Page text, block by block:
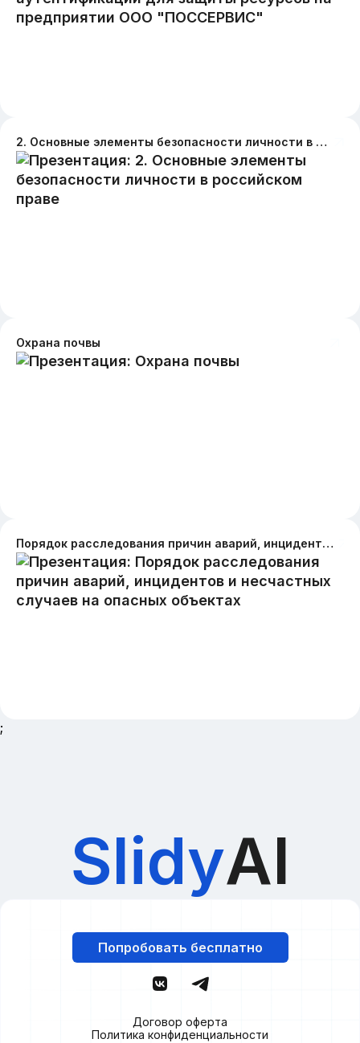
2. Основные элементы безопасности личности в российском праве
Охрана почвы
Порядок расследования причин аварий, инцидентов и несчастных случаев на опасных объектах
;
SlidyAI
Попробовать бесплатно
Договор оферта
Политика конфиденциальности